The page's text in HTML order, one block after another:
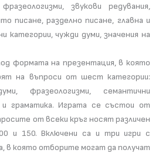
звукови редувания,
писане, разделно писане, главна и
категории, чужди думи, значения на
формата на презентация, в която
на въпроси от шест категории:
фразеологизми, семантични
и граматика. Играта се състои от
от всеки кръг носят различен
и 150. Включени са и три игри с
в която отборите могат да получат